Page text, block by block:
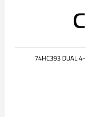
74HC393 DUAL